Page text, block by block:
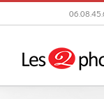
au